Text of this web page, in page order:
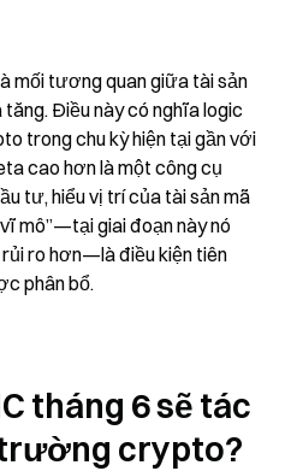
mối tương quan giữa tài sản
Điều này có nghĩa logic
trong chu kỳ hiện tại gần với
cao hơn là một công cụ
tư, hiểu vị trí của tài sản mã
mô”—tại giai đoạn này nó
ro hơn—là điều kiện tiên
phân bổ.
tháng 6 sẽ tác
crypto?